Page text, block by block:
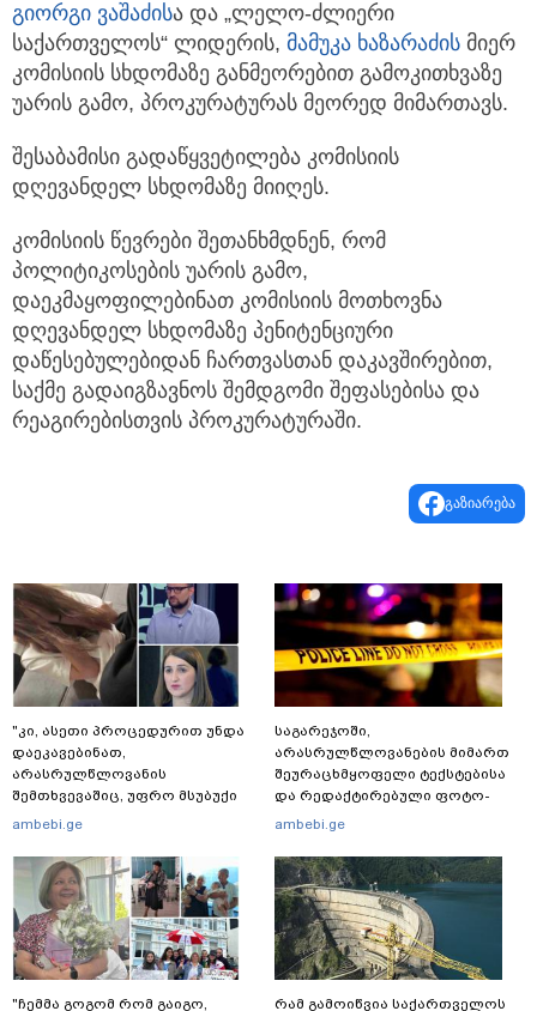
გიორგი ვაშაძისა და „ლელო-ძლიერი
საქართველოს“ ლიდერის, მამუკა ხაზარაძის მიერ
კომისიის სხდომაზე განმეორებით გამოკითხვაზე
უარის გამო, პროკურატურას მეორედ მიმართავს.
შესაბამისი გადაწყვეტილება კომისიის
დღევანდელ სხდომაზე მიიღეს.
კომისიის წევრები შეთანხმდნენ, რომ
პოლიტიკოსების უარის გამო,
დაეკმაყოფილებინათ კომისიის მოთხოვნა
დღევანდელ სხდომაზე პენიტენციური
დაწესებულებიდან ჩართვასთან დაკავშირებით,
საქმე გადაიგზავნოს შემდგომი შეფასებისა და
რეაგირებისთვის პროკურატურაში.
გაზიარება
"კი, ასეთი პროცედურით უნდა
დაეკავებინათ,
არასრულწლოვანის
შემთხვევაშიც, უფრო მსუბუქი
ვარიანტი ძნელი
რატომ აღსრულდა განჩინება
ღამე" - იურისტები
ambebi.ge
"ჩემმა გოგომ რომ გაიგო,
საგარეჯოში,
არასრულწლოვანების მიმართ
შეურაცხმყოფელი ტექსტებისა
და რედაქტირებული ფოტო-
ვიდეომასალის გავრცელების
ავრცელებს
ambebi.ge
რამ გამოიწვია საქართველოს